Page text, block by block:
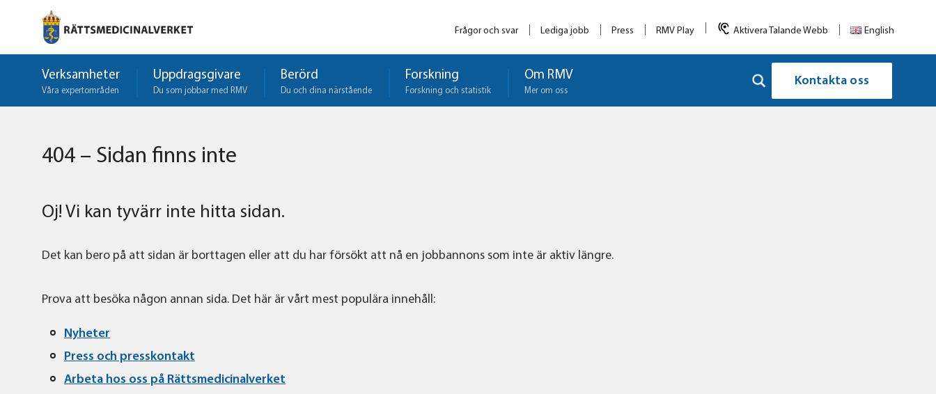
Frågor och svar Lediga jobb Press RMV Play Aktivera Talande Webb English
Verksamheter
Våra expertområden
Uppdragsgivare
Du som jobbar med RMV
Berörd
Du och dina närstående
Forskning
Forskning och statistik
Om RMV
Mer om oss
Kontakta oss
404 – Sidan finns inte
Oj! Vi kan tyvärr inte hitta sidan.
Det kan bero på att sidan är borttagen eller att du har försökt att nå en jobbannons som inte är aktiv längre.
Prova att besöka någon annan sida. Det här är vårt mest populära innehåll:
Nyheter
Press och presskontakt
Arbeta hos oss på Rättsmedicinalverket